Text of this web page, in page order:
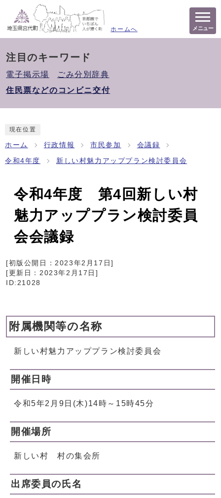
ホームへ メニュー
注目のキーワード
電子掲示場
ごみ分別辞典
住民票などのコンビニ交付
現在位置
ホーム 行政情報 市民参加 会議録
令和4年度 新しい村魅力アッププラン検討委員会
令和4年度 第4回新しい村
魅力アッププラン検討委員
会会議録
[初版公開日：2023年2月17日]
[更新日： 2023年2月17日 ]
ID:21028
附属機関等の名称
新しい村魅力アッププラン検討委員会
開催日時
令和5年2月9日(木)14時～15時45分
開催場所
新しい村 村の集会所
出席委員の氏名